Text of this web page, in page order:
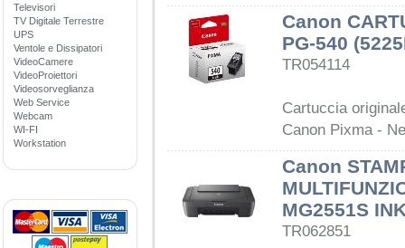
Televisori
TV Digitale Terrestre
UPS
Ventole e Dissipatori
VideoCamere
VideoProiettori
Videosorveglianza
Web Service
Webcam
WI-FI
Workstation
Canon
PG-540
TR054114
Cartuccia
Canon Pixma -
Canon
MG2551S
TR062851